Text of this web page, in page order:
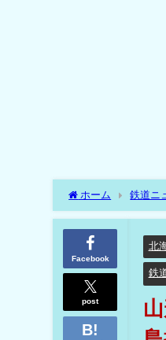
ホーム 鉄道ニ
幹線（鉄道ニュー
Facebook
post
北
鉄